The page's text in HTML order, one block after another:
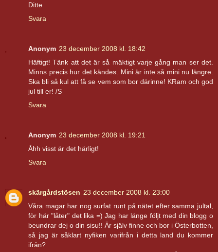
Ditte
Svara
Anonym 23 december 2008 kl. 18:42
Häftigt! Tänk att det är så mäktigt varje gång man ser det.
Minns precis hur det kändes. Mini är inte så mini nu längre.
Ska bli så kul att få se vem som bor därinne! KRam och god
jul till er! /S
Svara
Anonym 23 december 2008 kl. 19:21
Åhh visst är det härligt!
Svara
skärgårdstösen 23 december 2008 kl. 23:00
Våra magar har nog surfat runt på nätet efter samma jultal,
för här "låter" det lika =) Jag har länge följt med din blogg o
beundrar dej o din sisu!! Är själv finne och bor i Österbotten,
så jag är såklart nyfiken varifrån i detta land du kommer
ifrån?